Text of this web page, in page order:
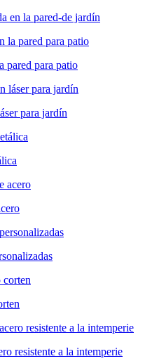
en la pared-de jardín
pared para patio
para jardín
resistente a la intemperie